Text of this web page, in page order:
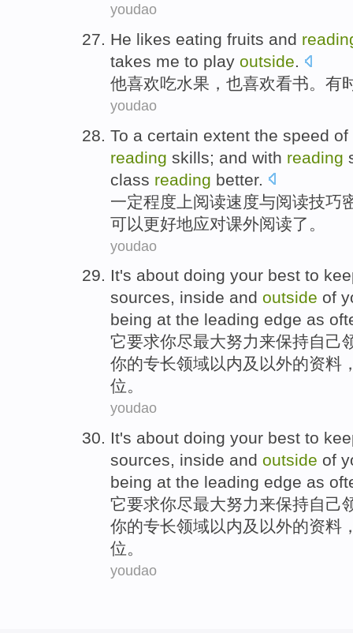
youdao
He likes eating fruits and
takes me to play outside.
他喜欢吃水果 ，也喜欢看书。 有
youdao
To a certain extent the speed of
reading skills; and with reading
class reading better.
一定程度 上阅读速度与阅读技巧
可以更好地应对课外阅读了。
youdao
It's about doing your best to
sources, inside and outside of
being at the leading edge as
它要求你尽最大努力来保持自己
你的专长领域以内及 以外的资料
位。
youdao
It's about doing your best to
sources, inside and outside of
being at the leading edge as
它要求你尽最大努力来保持自己
你的专长领域以内及 以外的资料
位。
youdao